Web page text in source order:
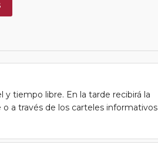
y tiempo libre. En la tarde recibirá la
a través de los carteles informativos